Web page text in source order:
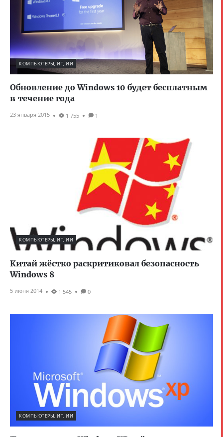
КОМПЬЮТЕРЫ, ИТ, ИИ
Обновление до Windows 10 будет бесплатным
в течение года
23 января 2015 1 755 1
КОМПЬЮТЕРЫ, ИТ, ИИ
Китай жёстко раскритиковал безопасность
Windows 8
5 июня 2014 1 545 0
КОМПЬЮТЕРЫ, ИТ, ИИ